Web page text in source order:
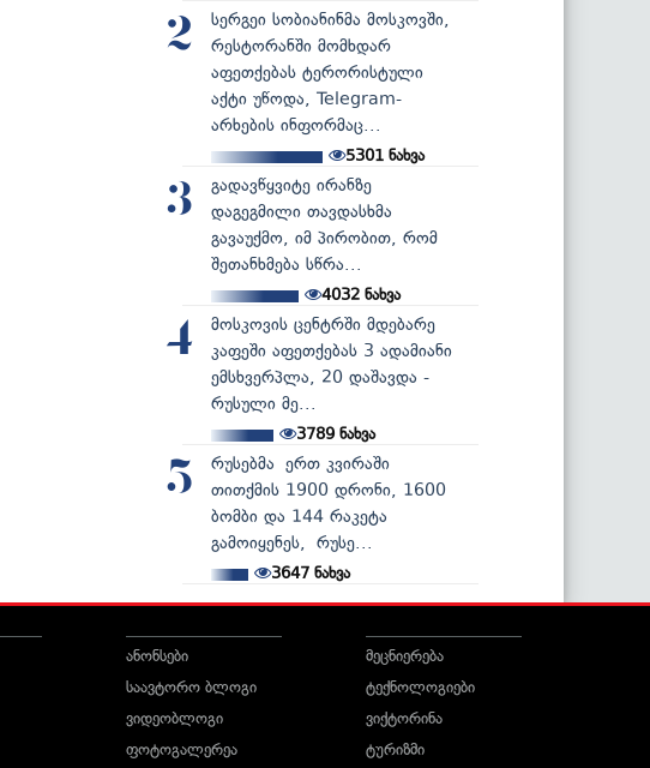
2
სერგეი სობიანინმა მოსკოვში,
რესტორანში მომხდარ
აფეთქებას ტერორისტული
აქტი უწოდა, Telegram-
არხების ინფორმაც...
5301 ნახვა
3
გადავწყვიტე ირანზე
დაგეგმილი თავდასხმა
გავაუქმო, იმ პირობით, რომ
შეთანხმება სწრა...
4032ნახვა
4
მოსკოვის ცენტრში მდებარე
კაფეში აფეთქებას 3 ადამიანი
ემსხვერპლა, 20 დაშავდა -
რუსული მე...
3789ნახვა
5
რუსებმა ერთ კვირაში
თითქმის 1900 დრონი, 1600
ბომბი და 144 რაკეტა
გამოიყენეს, რუსე...
3647 ნახვა
ანონსები
საავტორო ბლოგი
ვიდეობლოგი
ფოტოგალერეა
მეცნიერება
ტექნოლოგიები
ვიქტორინა
ტურიზმი